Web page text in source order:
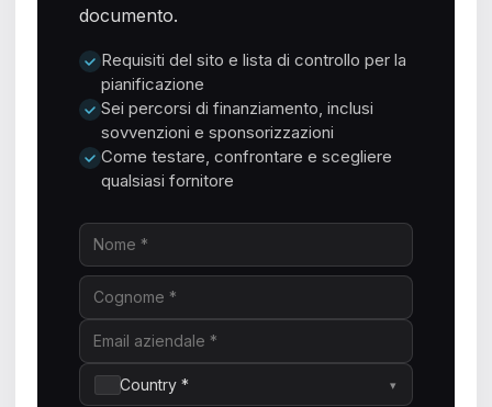
documento.
Requisiti del sito e lista di controllo per la
pianificazione
Sei percorsi di finanziamento, inclusi
sovvenzioni e sponsorizzazioni
Come testare, confrontare e scegliere
qualsiasi fornitore
Country * ▾